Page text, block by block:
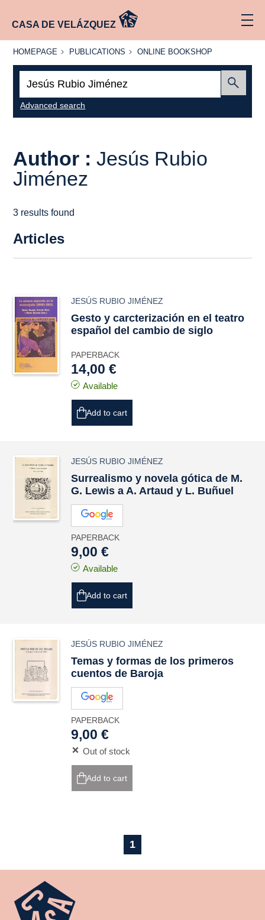
CASA DE VELÁZQUEZ
HOMEPAGE
HOMEPAGE PUBLICATIONS
PUBLICATIONS
ONLINE
ONLINE BOOKSHOP
Advanced search
Author :Jesús Rubio
Jiménez
3 results found
Articles
JESÚS RUBIO JIMÉNEZ
Gesto y carcterización en el teatro
español del cambio de siglo
PAPERBACK
14,00 €
Available
Add to cart
JESÚS RUBIO JIMÉNEZ
Surrealismo y novela gótica de M.
G. Lewis a A. Artaud y L. Buñuel
PAPERBACK
9,00 €
Available
Add to cart
JESÚS RUBIO JIMÉNEZ
Temas y formas de los primeros
cuentos de Baroja
PAPERBACK
9,00 €
Out of stock
Add to cart
1